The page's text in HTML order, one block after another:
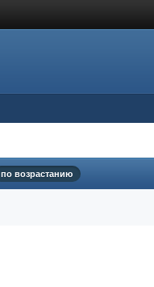
по возрастанию